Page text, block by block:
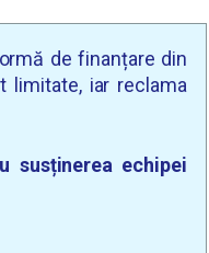
de finanțare din
limitate, iar reclama
susținerea echipei